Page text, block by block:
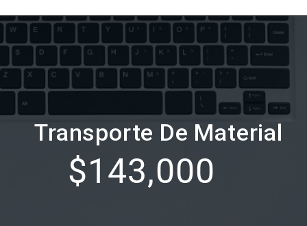
Transporte De Material
$143,000